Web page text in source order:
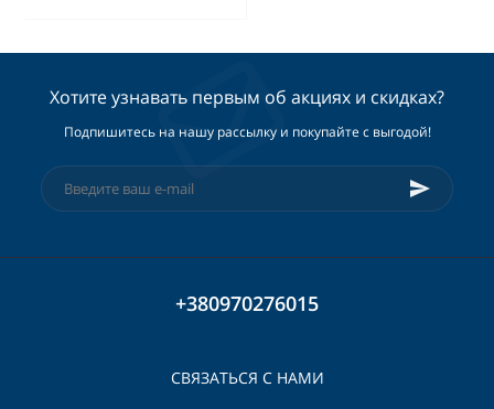
Хотите узнавать первым об акциях и скидках?
Подпишитесь на нашу рассылку и покупайте с выгодой!
+380970276015
СВЯЗАТЬСЯ С НАМИ